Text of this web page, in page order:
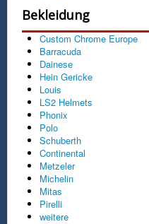
Bekleidung
Custom Chrome Europe
Barracuda
Dainese
Hein Gericke
Louis
LS2 Helmets
Phonix
Polo
Schuberth
Continental
Metzeler
Michelin
Mitas
Pirelli
weitere